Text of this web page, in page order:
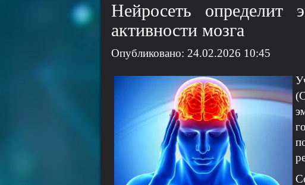
Нейросеть определит
активности мозга
Опубликовано: 24.02.2026 10:45